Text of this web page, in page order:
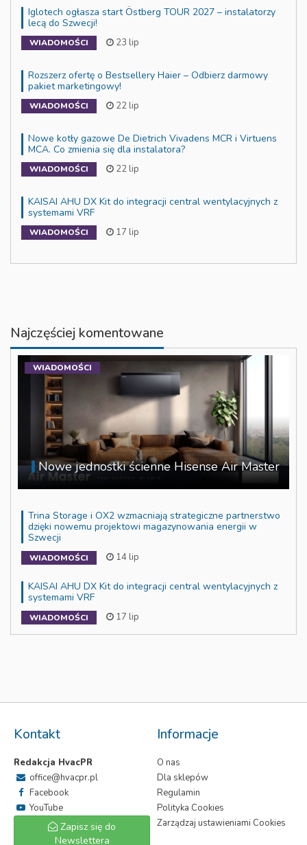
Iglotech ogłasza start Östberg TOUR 2027 – instalatorzy
lecą do Szwecji!
WIADOMOŚCI 23 lip
Rozszerz ofertę o Bestsellery Haier – Odbierz darmowy
pakiet marketingowy!
WIADOMOŚCI 22 lip
Nowe kotły gazowe De Dietrich Vivadens MCR i Virtuens
MCA. Co zmienia się dla instalatora?
WIADOMOŚCI 22 lip
KAISAI AHU DX Kit do integracji central wentylacyjnych z
systemami VRF
WIADOMOŚCI 17 lip
Najczęściej komentowane
Nowe jednostki ścienne Hisense Air Master
WIADOMOŚCI
Trina Storage i OX2 wzmacniają strategiczne partnerstwo
dzięki nowemu projektowi magazynowania energii w
Szwecji
WIADOMOŚCI 14 lip
KAISAI AHU DX Kit do integracji central wentylacyjnych z
systemami VRF
WIADOMOŚCI 17 lip
Kontakt
Redakcja HvacPR
office@hvacpr.pl
Facebook
YouTube
Zapisz się do
Newslettera
Informacje
O nas
Dla sklepów
Regulamin
Polityka Cookies
Zarządzaj ustawieniami Cookies